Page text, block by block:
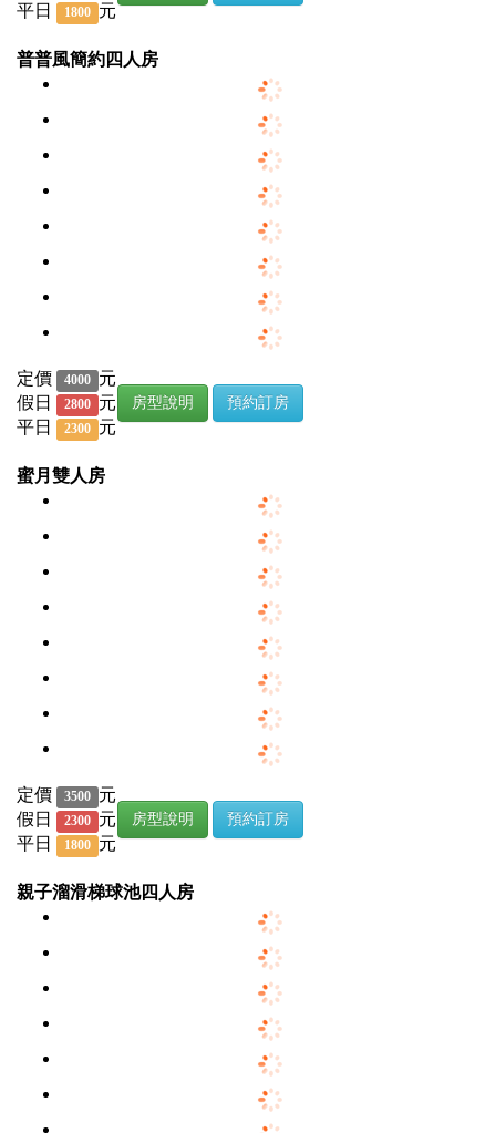
平日
1800 元
普普風簡約四人房
定價 4000 元
假日
2800 元
平日
2300 元
房型說明 預約訂房
蜜月雙人房
定價 3500 元
假日
2300 元
平日
1800 元
房型說明 預約訂房
親子溜滑梯球池四人房